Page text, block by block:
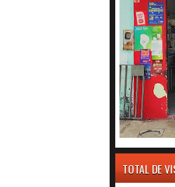
TOTAL DE